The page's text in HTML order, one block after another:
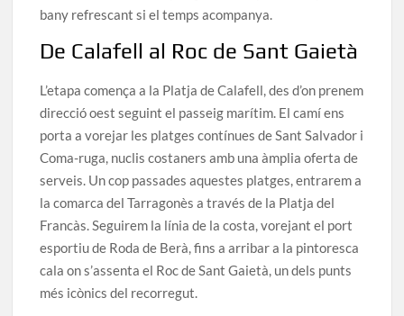
bany refrescant si el temps acompanya.
De Calafell al Roc de Sant Gaietà
L’etapa comença a la Platja de Calafell, des d’on prenem
direcció oest seguint el passeig marítim. El camí ens
porta a vorejar les platges contínues de Sant Salvador i
Coma-ruga, nuclis costaners amb una àmplia oferta de
serveis. Un cop passades aquestes platges, entrarem a
la comarca del Tarragonès a través de la Platja del
Francàs. Seguirem la línia de la costa, vorejant el port
esportiu de Roda de Berà, fins a arribar a la pintoresca
cala on s’assenta el Roc de Sant Gaietà, un dels punts
més icònics del recorregut.